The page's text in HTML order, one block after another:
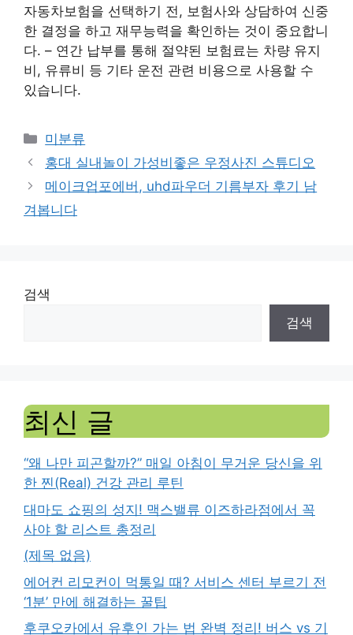
자동차보험을 선택하기 전, 보험사와 상담하여 신중
한 결정을 하고 재무능력을 확인하는 것이 중요합니
다. – 연간 납부를 통해 절약된 보험료는 차량 유지
비, 유류비 등 기타 운전 관련 비용으로 사용할 수
있습니다.
Categories
미분류
홍대 실내놀이 가성비좋은 우정사진 스튜디오
메이크업포에버, uhd파우더 기름부자 후기 남
겨봅니다
검색
검색
최신 글
“왜 나만 피곤할까?” 매일 아침이 무거운 당신을 위
한 찐(Real) 건강 관리 루틴
대마도 쇼핑의 성지! 맥스밸류 이즈하라점에서 꼭
사야 할 리스트 총정리
(제목 없음)
에어컨 리모컨이 먹통일 때? 서비스 센터 부르기 전
‘1분’ 만에 해결하는 꿀팁
후쿠오카에서 유후인 가는 법 완벽 정리! 버스 vs 기